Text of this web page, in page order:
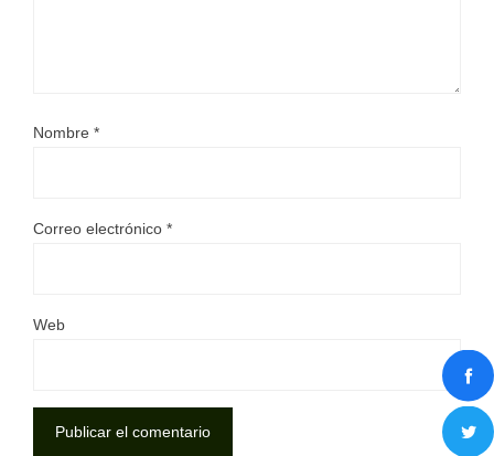
Nombre *
Correo electrónico *
Web